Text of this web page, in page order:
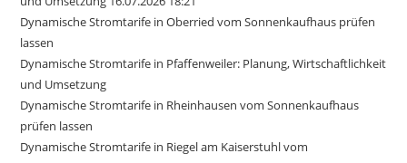
Dynamische Stromtarife in Oberried vom Sonnenkaufhaus prüfen
lassen
Dynamische Stromtarife in Pfaffenweiler: Planung, Wirtschaftlichkeit
und Umsetzung
Dynamische Stromtarife in Rheinhausen vom Sonnenkaufhaus
prüfen lassen
Dynamische Stromtarife in Riegel am Kaiserstuhl vom